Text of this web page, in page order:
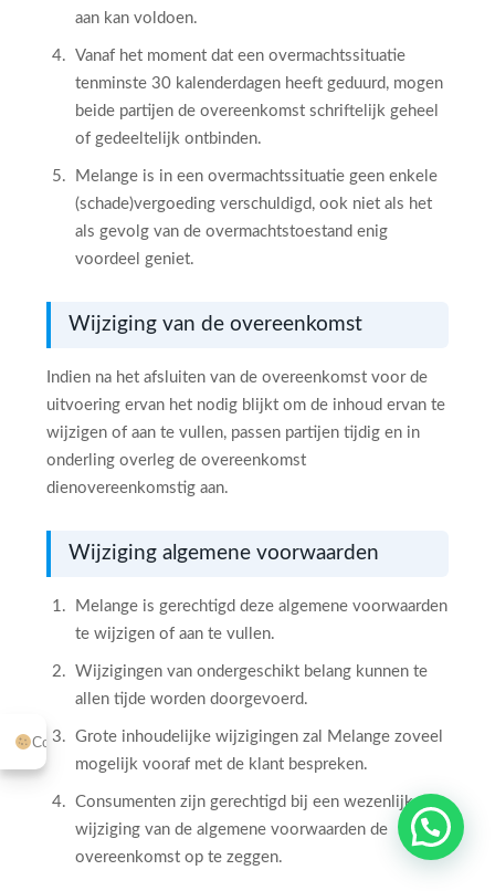
aan kan voldoen.
Vanaf het moment dat een overmachtssituatie
tenminste 30 kalenderdagen heeft geduurd, mogen
beide partijen de overeenkomst schriftelijk geheel
of gedeeltelijk ontbinden.
Melange is in een overmachtssituatie geen enkele
(schade)vergoeding verschuldigd, ook niet als het
als gevolg van de overmachtstoestand enig
voordeel geniet.
Wijziging van de overeenkomst
Indien na het afsluiten van de overeenkomst voor de
uitvoering ervan het nodig blijkt om de inhoud ervan te
wijzigen of aan te vullen, passen partijen tijdig en in
onderling overleg de overeenkomst
dienovereenkomstig aan.
Wijziging algemene voorwaarden
Melange is gerechtigd deze algemene voorwaarden
te wijzigen of aan te vullen.
Wijzigingen van ondergeschikt belang kunnen te
allen tijde worden doorgevoerd.
Grote inhoudelijke wijzigingen zal Melange zoveel
mogelijk vooraf met de klant bespreken.
Consumenten zijn gerechtigd bij een wezenlijke
wijziging van de algemene voorwaarden de
overeenkomst op te zeggen.
Cookie-instellingen
Stuur me een appje